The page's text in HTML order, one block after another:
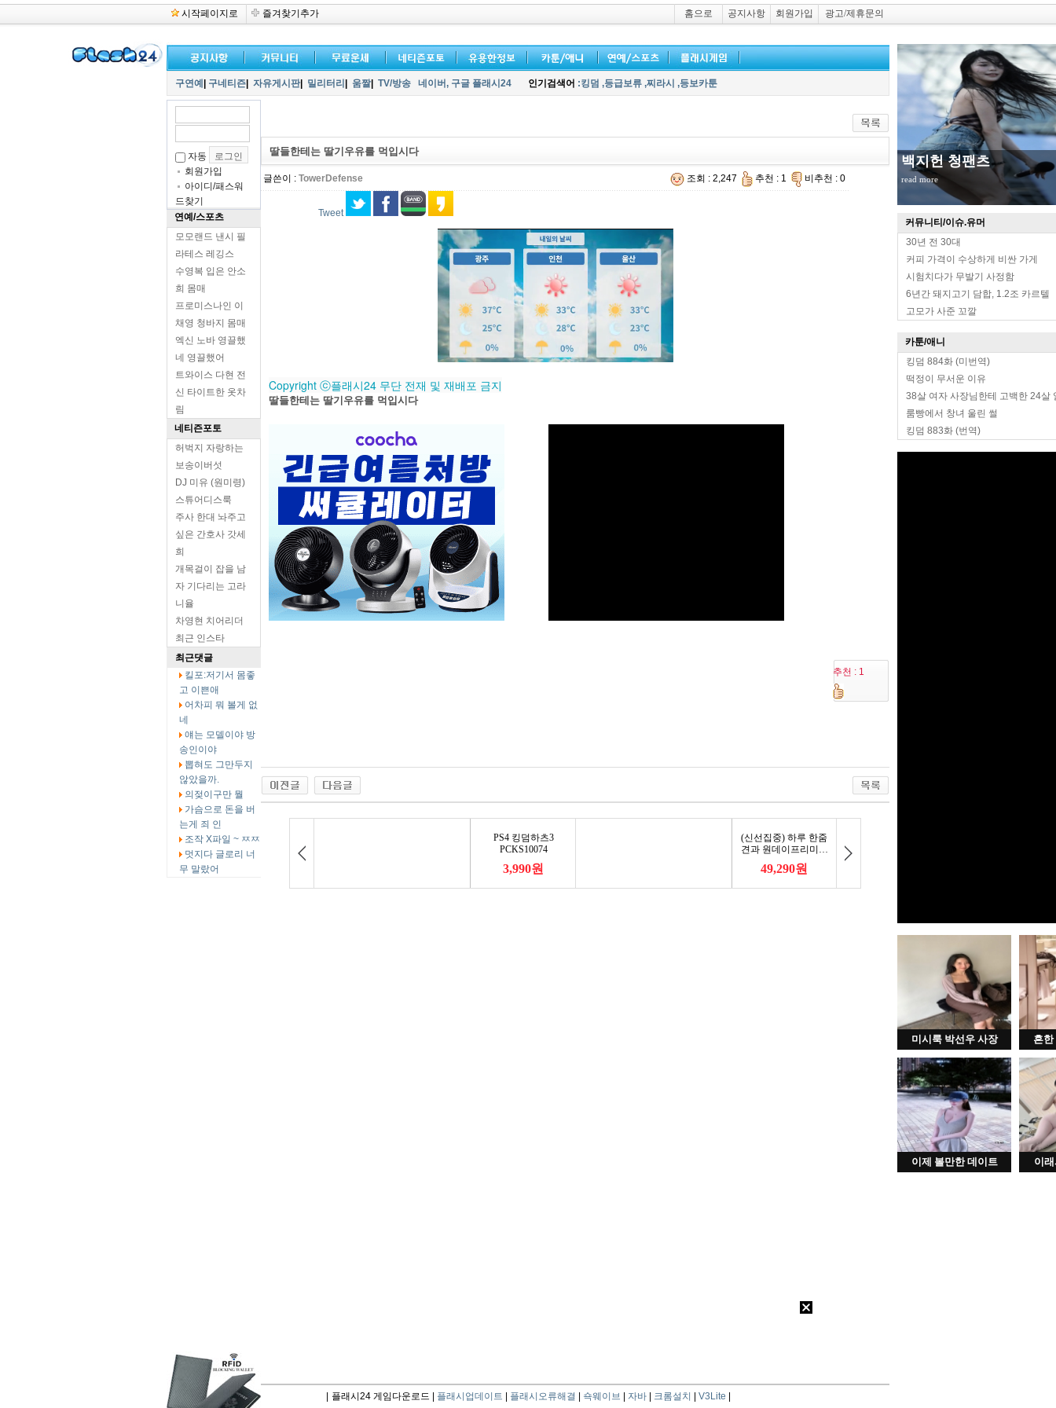
시작페이지로 즐겨찾기추가 홈으로 공지사항 회원가입 광고/제휴문의
백지헌 청팬츠
read more
커뮤니티/이슈.유머
30년 전 30대
커피 가격이 수상하게 비싼 가게
시험치다가 무발기 사정함
6년간 돼지고기 담합, 1.2조 카르텔
고모가 사준 꼬깔
카툰/애니
킹덤 884화 (미번역)
떡정이 무서운 이유
38살 여자 사장님한테 고백한 24살
룸빵에서 창녀 울린 썰
킹덤 883화 (번역)
미시룩 박선우 사장 흔한
이제 볼만한 데이트 이
구연예 구네티즌 자유게시판| 밀리터리 움짤| TV/방송 네이버, 구글 플래시24 인기검색어 :킹덤 ,등급보류 ,찌라시 ,등보카툰
자동
회원가입
아이디/패스워
드찾기
연예/스포츠
모모랜드 낸시 필
라테스 레깅스
수영복 입은 안소
희 몸매
프로미스나인 이
채영 청바지 몸매
엑신 노바 영끌했
네 영끌했어
트와이스 다현 전
신 타이트한 옷차
림
네티즌포토
허벅지 자랑하는
보송이버섯
DJ 미유 (원미령)
스튜어디스룩
주사 한대 놔주고
싶은 간호사 갓세
희
개목걸이 잡을 남
자 기다리는 고라
니율
차영현 치어리더
최근 인스타
최근댓글
킬포:저기서 몸좋
고 이쁜애
어차피 뭐 볼게 없
네
얘는 모델이야 방
송인이야
뽑혀도 그만두지
않았을까.
의젖이구만 뭘
가슴으로 돈을 버
는게 죄 인
조작 X파일 ~ ㅉㅉ
멋지다 글로리 너
무 말랐어
딸들한테는 딸기우유를 먹입시다
글쓴이 : TowerDefense 조회 : 2,247 추천 : 1 비추천 : 0
Tweet
Copyright ⓒ플래시24 무단 전재 및 재배포 금지
딸들한테는 딸기우유를 먹입시다
추천 : 1
플래시24 게임다운로드 | 플래시업데이트 플래시오류해결 쇽웨이브 자바| 크롬설치 V3Lite